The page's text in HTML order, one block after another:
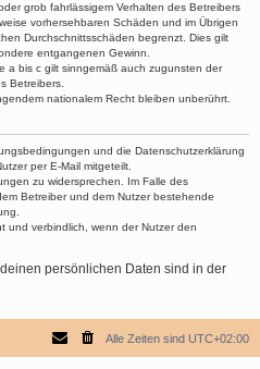
grob fahrlässigem Verhalten des Betreibers
vorhersehbaren Schäden und im Übrigen
Durchschnittsschäden begrenzt. Dies gilt
entgangenen Gewinn.
a bis c gilt sinngemäß auch zugunsten der
Betreibers.
nationalem Recht bleiben unberührt.
und die Datenschutzerklärung
per E-Mail mitgeteilt.
zu widersprechen. Im Falle des
Betreiber und dem Nutzer bestehende
und verbindlich, wenn der Nutzer den
persönlichen Daten sind in der
Alle Zeiten sind UTC+02:00